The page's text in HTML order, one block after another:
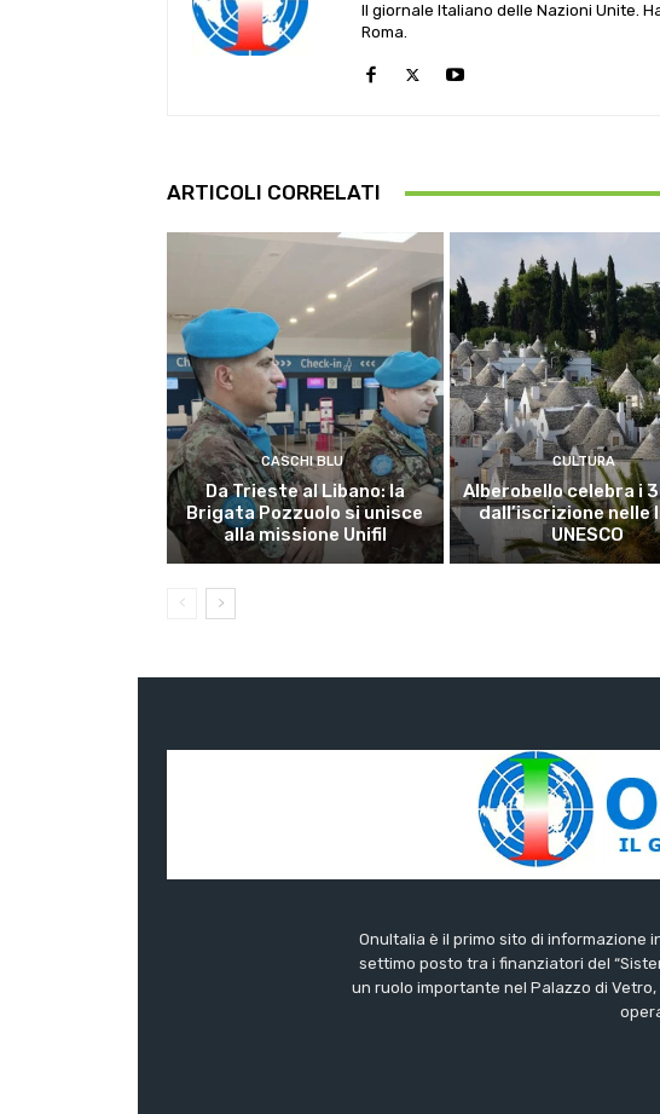
Il giornale Italiano delle Nazioni Unite.
Roma.
ARTICOLI CORRELATI
CASCHI BLU
Da Trieste al Libano: la
Brigata Pozzuolo si unisce
alla missione Unifil
CULTURA
Alberobello celebra i
dall’iscrizione nelle
UNESCO
OnuItalia è il primo sito di informazione
settimo posto tra i finanziatori del
un ruolo importante nel Palazzo di